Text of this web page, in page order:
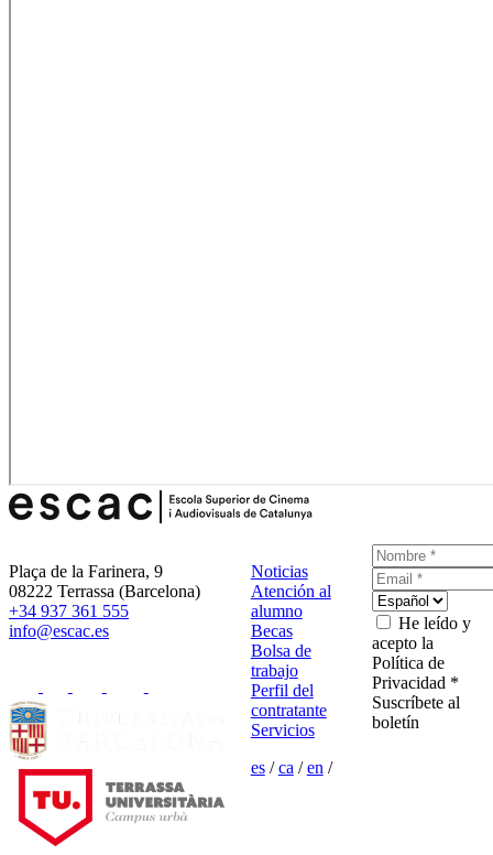
Plaça de la Farinera, 9
08222 Terrassa (Barcelona)
+34 937 361 555
info@escac.es
Noticias
Atención al
alumno
Becas
Bolsa de
trabajo
Perfil del
contratante
Servicios
es/ca /en /
He leído y
acepto la
Política de
Privacidad *
Suscríbete al
boletín